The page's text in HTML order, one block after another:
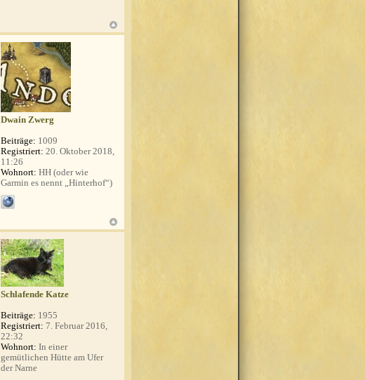
Dwain Zwerg
Beiträge: 1009
Registriert: 20. Oktober 2018,
11:26
Wohnort: HH (oder wie
Garmin es nennt „Hinterhof“)
Schlafende Katze
Beiträge: 1955
Registriert: 7. Februar 2016,
22:32
Wohnort: In einer
gemütlichen Hütte am Ufer
der Narne